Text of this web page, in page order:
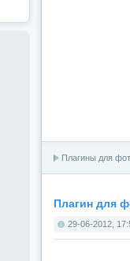
Плагины для
Плагин для
29-06-2012,